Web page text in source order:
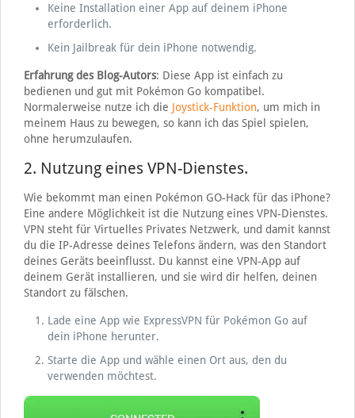
Keine Installation einer App auf deinem iPhone
erforderlich.
Kein Jailbreak für dein iPhone notwendig.
Erfahrung des Blog-Autors: Diese App ist einfach zu
bedienen und gut mit Pokémon Go kompatibel.
Normalerweise nutze ich die Joystick-Funktion, um mich in
meinem Haus zu bewegen, so kann ich das Spiel spielen,
ohne herumzulaufen.
2. Nutzung eines VPN-Dienstes.
Wie bekommt man einen Pokémon GO-Hack für das iPhone?
Eine andere Möglichkeit ist die Nutzung eines VPN-Dienstes.
VPN steht für Virtuelles Privates Netzwerk, und damit kannst
du die IP-Adresse deines Telefons ändern, was den Standort
deines Geräts beeinflusst. Du kannst eine VPN-App auf
deinem Gerät installieren, und sie wird dir helfen, deinen
Standort zu fälschen.
Lade eine App wie ExpressVPN für Pokémon Go auf
dein iPhone herunter.
Starte die App und wähle einen Ort aus, den du
verwenden möchtest.